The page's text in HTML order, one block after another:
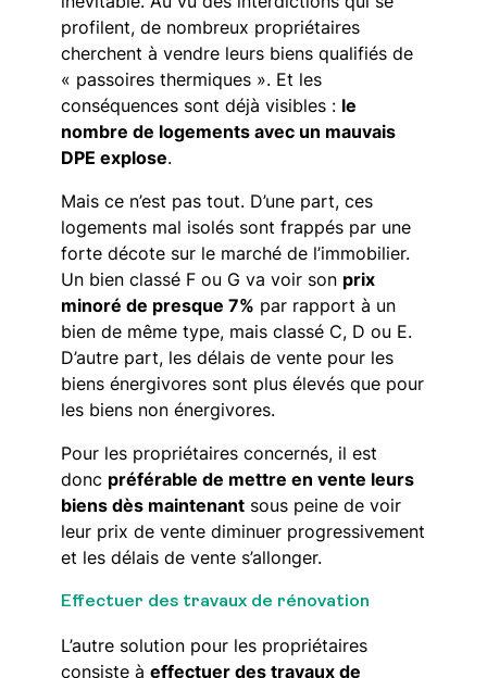
profilent, de nombreux propriétaires
cherchent à vendre leurs biens qualifiés de
« passoires thermiques ». Et les
conséquences sont déjà visibles : le
nombre de logements avec un mauvais
DPE explose.
Mais ce n’est pas tout. D’une part, ces
logements mal isolés sont frappés par une
forte décote sur le marché de l’immobilier.
Un bien classé F ou G va voir son prix
minoré de presque 7% par rapport à un
bien de même type, mais classé C, D ou E.
D’autre part, les délais de vente pour les
biens énergivores sont plus élevés que pour
les biens non énergivores.
Pour les propriétaires concernés, il est
donc préférable de mettre en vente leurs
biens dès maintenant sous peine de voir
leur prix de vente diminuer progressivement
et les délais de vente s’allonger.
Effectuer des travaux de rénovation
L’autre solution pour les propriétaires
consiste à effectuer des travaux de